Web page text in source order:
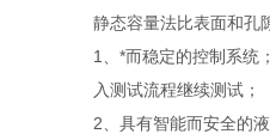
静态容量法比表面和孔
1、*而稳定的控制系统
入测试流程继续测试；
2、具有智能而安全的